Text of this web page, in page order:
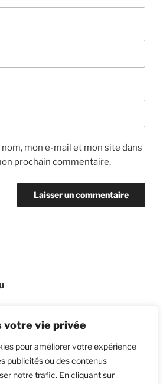
votre vie privée
pour améliorer votre expérience
publicités ou des contenus
notre trafic. En cliquant sur
mon e-mail et mon site dans
prochain commentaire.